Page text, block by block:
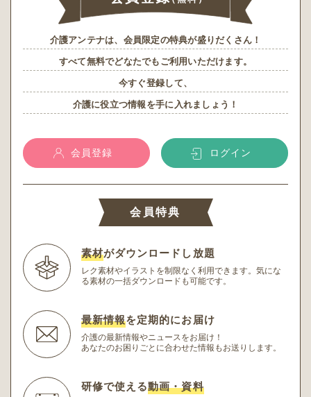
介護アンテナは、会員限定の特典が盛りだくさん！
すべて無料でどなたでもご利用いただけます。
今すぐ登録して、
介護に役立つ情報を手に入れましょう！
会員登録 ログイン
会員特典
素材がダウンロードし放題
レク素材やイラストを制限なく利用できます。 気にな
る素材の一括ダウンロードも可能です。
最新情報を定期的にお届け
介護の最新情報やニュースをお届け！
あなたのお困りごとに合わせた情報もお送りします。
研修で使える動画・資料